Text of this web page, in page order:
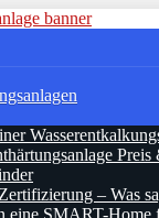
– Was
eine SMART-Home